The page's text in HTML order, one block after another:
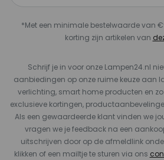
*Met een minimale bestelwaarde van
korting zijn artikelen van
Schrijf je in voor onze Lampen24.nl
aanbiedingen op onze ruime keuze aan
verlichting, smart home producten en
exclusieve kortingen,
Als een gewaardeerde klant vinden we
vragen we je feedback na een
uitschrijven door op de afmeldlink
klikken of een mailtje te sturen via ons